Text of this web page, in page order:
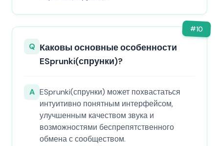
#10
Q Каковы основные особенности
ESprunki(спрунки)?
A ESprunki(спрунки) может похвастаться
интуитивно понятным интерфейсом,
улучшенным качеством звука и
возможностями беспрепятственного
обмена с сообществом.